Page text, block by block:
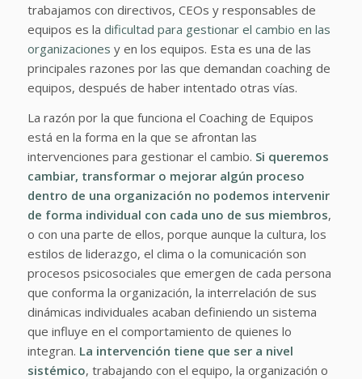
trabajamos con directivos, CEOs y responsables de
equipos es la dificultad para gestionar el cambio en las
organizaciones y en los equipos. Esta es una de las
principales razones por las que demandan coaching de
equipos, después de haber intentado otras vías.
La razón por la que funciona el Coaching de Equipos
está en la forma en la que se afrontan las
intervenciones para gestionar el cambio. Si queremos
cambiar, transformar o mejorar algún proceso
dentro de una organización no podemos intervenir
de forma individual con cada uno de sus miembros,
o con una parte de ellos, porque aunque la cultura, los
estilos de liderazgo, el clima o la comunicación son
procesos psicosociales que emergen de cada persona
que conforma la organización, la interrelación de sus
dinámicas individuales acaban definiendo un sistema
que influye en el comportamiento de quienes lo
integran. La intervención tiene que ser a nivel
sistémico, trabajando con el equipo, la organización o